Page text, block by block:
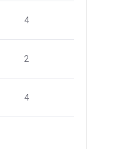
4
2
4